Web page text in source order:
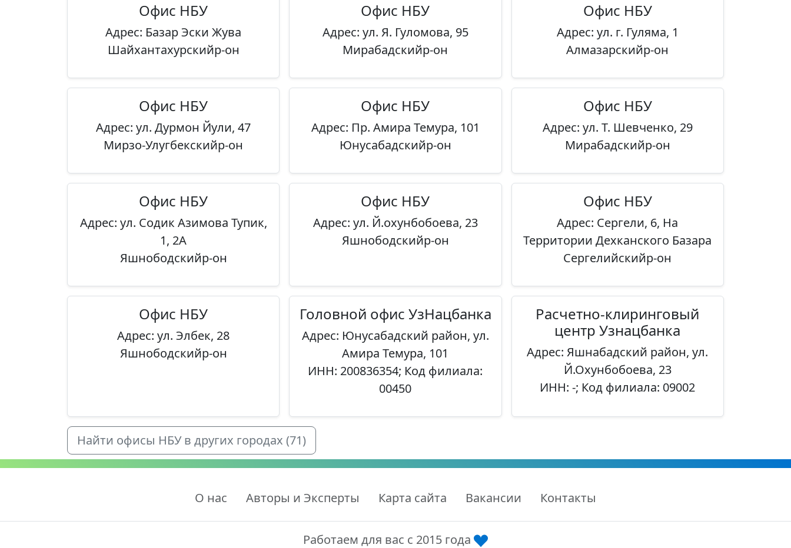
Офис НБУ
Адрес: Базар Эски Жува
Шайхантахурскийр-он
Офис НБУ
Адрес: ул. Я. Гуломова, 95
Мирабадскийр-он
Офис НБУ
Адрес: ул. г. Гуляма, 1
Алмазарскийр-он
Офис НБУ
Адрес: ул. Дурмон Йули, 47
Мирзо-Улугбекскийр-он
Офис НБУ
Адрес: Пр. Амира Темура, 101
Юнусабадскийр-он
Офис НБУ
Адрес: ул. Т. Шевченко, 29
Мирабадскийр-он
Офис НБУ
Адрес: ул. Содик Азимова Тупик,
1, 2А
Яшнободскийр-он
Офис НБУ
Адрес: ул. Й.охунбобоева, 23
Яшнободскийр-он
Офис НБУ
Адрес: Сергели, 6, На
Территории Дехканского Базара
Сергелийскийр-он
Офис НБУ
Адрес: ул. Элбек, 28
Яшнободскийр-он
Головной офис УзНацбанка
Адрес: Юнусабадский район, ул.
Амира Темура, 101
ИНН: 200836354; Код филиала:
00450
Расчетно-клиринговый
центр Узнацбанка
Адрес: Яшнабадский район, ул.
Й.Охунбобоева, 23
ИНН: -; Код филиала: 09002
Найти офисы НБУ в других городах (71)
О нас Авторы и Эксперты Карта сайта Вакансии Контакты
Работаем для вас с 2015 года